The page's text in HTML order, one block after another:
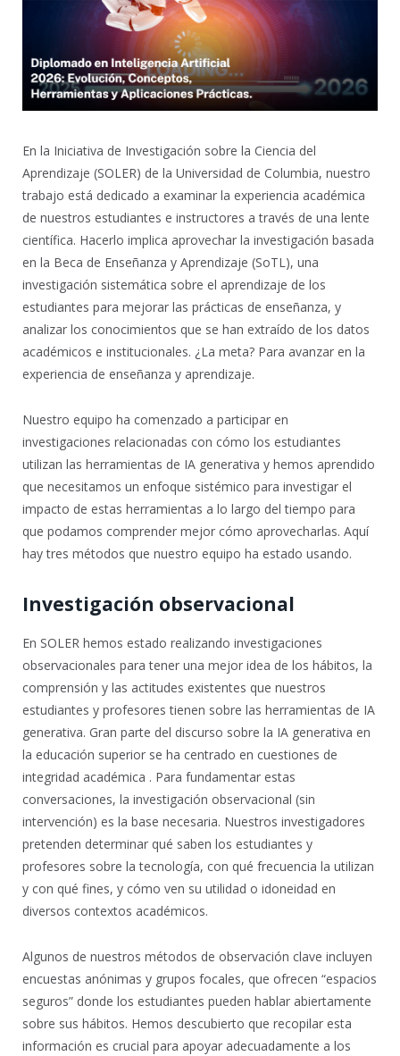
En la Iniciativa de Investigación sobre la Ciencia del
Aprendizaje (SOLER) de la Universidad de Columbia, nuestro
trabajo está dedicado a examinar la experiencia académica
de nuestros estudiantes e instructores a través de una lente
científica. Hacerlo implica aprovechar la investigación basada
en la Beca de Enseñanza y Aprendizaje (SoTL), una
investigación sistemática sobre el aprendizaje de los
estudiantes para mejorar las prácticas de enseñanza, y
analizar los conocimientos que se han extraído de los datos
académicos e institucionales. ¿La meta? Para avanzar en la
experiencia de enseñanza y aprendizaje.
Nuestro equipo ha comenzado a participar en
investigaciones relacionadas con cómo los estudiantes
utilizan las herramientas de IA generativa y hemos aprendido
que necesitamos un enfoque sistémico para investigar el
impacto de estas herramientas a lo largo del tiempo para
que podamos comprender mejor cómo aprovecharlas. Aquí
hay tres métodos que nuestro equipo ha estado usando.
Investigación observacional
En SOLER hemos estado realizando investigaciones
observacionales para tener una mejor idea de los hábitos, la
comprensión y las actitudes existentes que nuestros
estudiantes y profesores tienen sobre las herramientas de IA
generativa. Gran parte del discurso sobre la IA generativa en
la educación superior se ha centrado en cuestiones de
integridad académica . Para fundamentar estas
conversaciones, la investigación observacional (sin
intervención) es la base necesaria. Nuestros investigadores
pretenden determinar qué saben los estudiantes y
profesores sobre la tecnología, con qué frecuencia la utilizan
y con qué fines, y cómo ven su utilidad o idoneidad en
diversos contextos académicos.
Algunos de nuestros métodos de observación clave incluyen
encuestas anónimas y grupos focales, que ofrecen “espacios
seguros” donde los estudiantes pueden hablar abiertamente
sobre sus hábitos. Hemos descubierto que recopilar esta
información es crucial para apoyar adecuadamente a los